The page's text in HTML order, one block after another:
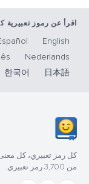
اقرأ عن رموز
English
Nederlands
日本語
한국어
من 3,700 رمز تعبيري.